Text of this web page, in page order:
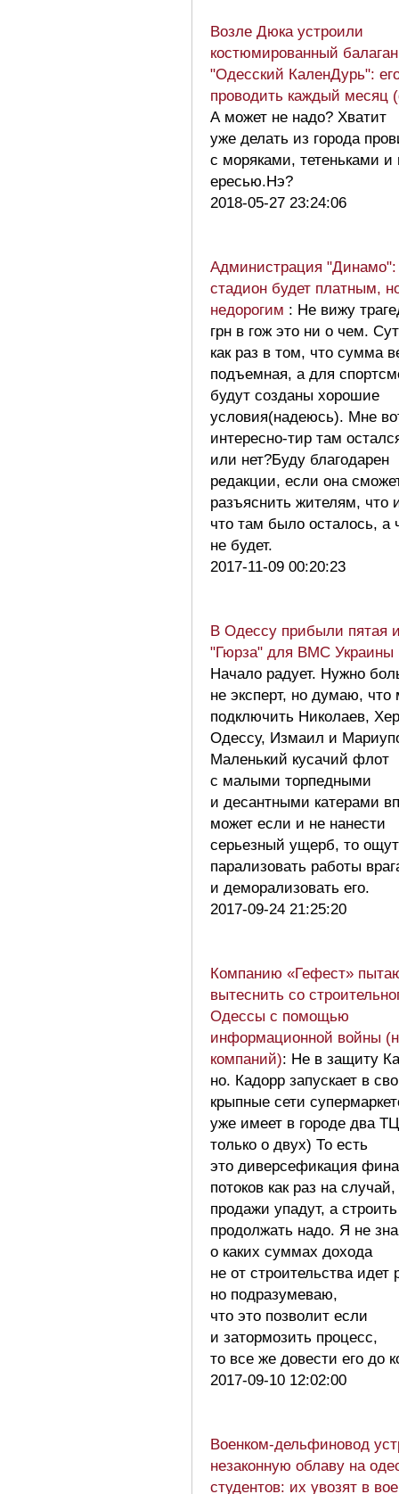
Возле Дюка устроили
костюмированный балаган
"Одесский КаленДурь":
проводить каждый месяц
А может не надо? Хватит
уже делать из города
с моряками, тетеньками и
ересью.Нэ?
2018-05-27 23:24:06
Администрация "Динамо":
стадион будет платным,
недорогим : Не вижу
грн в гож это ни о чем.
как раз в том, что сумма
подъемная, а для
будут созданы хорошие
условия(надеюсь). Мне
интересно-тир там
или нет?Буду благодарен
редакции, если она
разъяснить жителям, что
что там было осталось, а
не будет.
2017-11-09 00:20:23
В Одессу прибыли пятая
"Гюрза" для ВМС Украины
Начало радует. Нужно
не эксперт, но думаю, что
подключить Николаев,
Одессу, Измаил и
Маленький кусачий флот
с малыми торпедными
и десантными катерами
может если и не нанести
серьезный ущерб, то
парализовать работы
и деморализовать его.
2017-09-24 21:25:20
Компанию «Гефест»
вытеснить со
Одессы с помощью
информационной войны
компаний): Не в защиту
но. Кадорр запускает в
крыпные сети
уже имеет в городе два
только о двух) То есть
это диверсефикация
потоков как раз на
продажи упадут, а строить
продолжать надо. Я не
о каких суммах дохода
не от строительства идет
но подразумеваю,
что это позволит если
и затормозить процесс,
то все же довести его до
2017-09-10 12:02:00
Военком-дельфиновод
незаконную облаву на
студентов: их увозят в